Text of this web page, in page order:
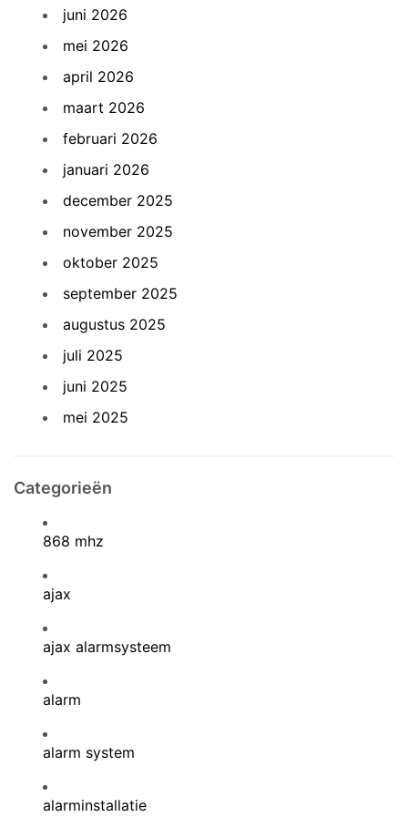
juni 2026
mei 2026
april 2026
maart 2026
februari 2026
januari 2026
december 2025
november 2025
oktober 2025
september 2025
augustus 2025
juli 2025
juni 2025
mei 2025
Categorieën
868 mhz
ajax
ajax alarmsysteem
alarm
alarm system
alarminstallatie